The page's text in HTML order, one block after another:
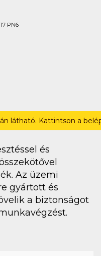
PN6
látható. Kattintson a
és
Az üzemi
gyártott és
a biztonságot